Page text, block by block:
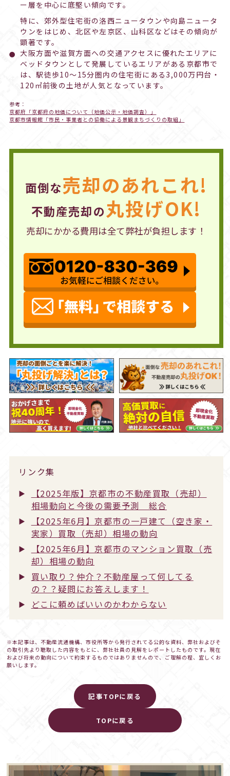
ー層を中心に底堅い傾向です。
特に、郊外型住宅街の洛西ニュータウンや向島ニュータ
ウンをはじめ、北区や左京区、山科区などはその傾向が
顕著です。
大阪方面や滋賀方面への交通アクセスに優れたエリアに
ベッドタウンとして発展しているエリアがある京都市で
は、駅徒歩10～15分圏内の住宅街にある3,000万円台・
120㎡前後の土地が人気となっています。
参考：
京都府「京都府の地価について（地価公示・地価調査）」
京都市情報館「市民・事業者との協働による景観まちづくりの取組」
面倒な売却のあれこれ!
不動産売却の丸投げOK!
売却にかかる費用は全て弊社が負担します！
リンク集
【2025年版】京都市の不動産買取（売却）
相場動向と今後の需要予測 総合
【2025年6月】京都市の一戸建て（空き家・
実家）買取（売却）相場の動向
【2025年6月】京都市のマンション買取（売
却）相場の動向
買い取り？仲介？不動産屋って何してる
の？？疑問にお答えします！
どこに頼めばいいのかわからない
※本記事は、不動産流通機構、市役所等から発行されてる公的な資料、弊社およびそ
の取引先より聴取した内容をもとに、弊社社員の見解をレポートしたものです。現在
および将来の動向について約束するものではありませんので、ご理解の程、宜しくお
願いします。
記事TOPに戻る
TOPに戻る